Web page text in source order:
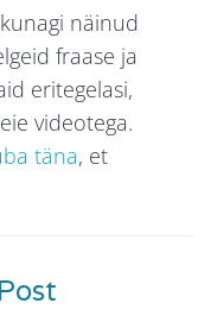
näinud
fraase ja
eritegelasi,
videotega.
täna, et